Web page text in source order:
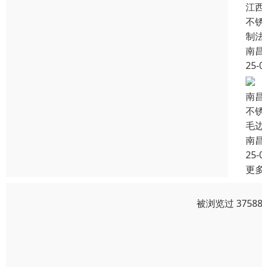
江
不
制
南
25-
南
不
毛
南
25-
更
被浏览过